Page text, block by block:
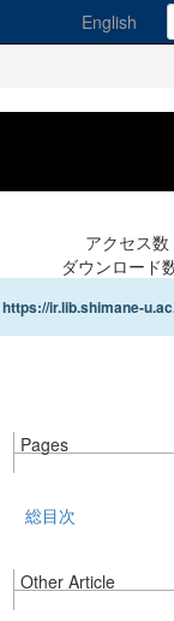
English
アクセス数
ダウンロード
https://ir.lib.shimane-
Pages
総目次
Other Article